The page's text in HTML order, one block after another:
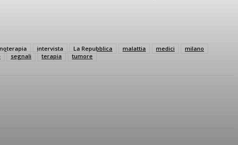
intervista La Repubblica malattia medici
milano
segnali terapia tumore